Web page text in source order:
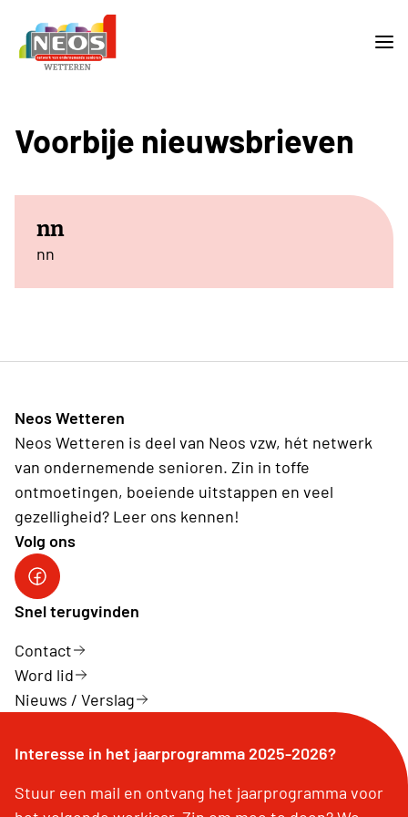
Voorbije nieuwsbrieven
nn
nn
Neos Wetteren
Neos Wetteren is deel van Neos vzw, hét netwerk
van ondernemende senioren. Zin in toffe
ontmoetingen, boeiende uitstappen en veel
gezelligheid? Leer ons kennen!
Volg ons
Snel terugvinden
Contact
Word lid
Nieuws / Verslag
Interesse in het jaarprogramma 2025-2026?
Stuur een mail en ontvang het jaarprogramma voor